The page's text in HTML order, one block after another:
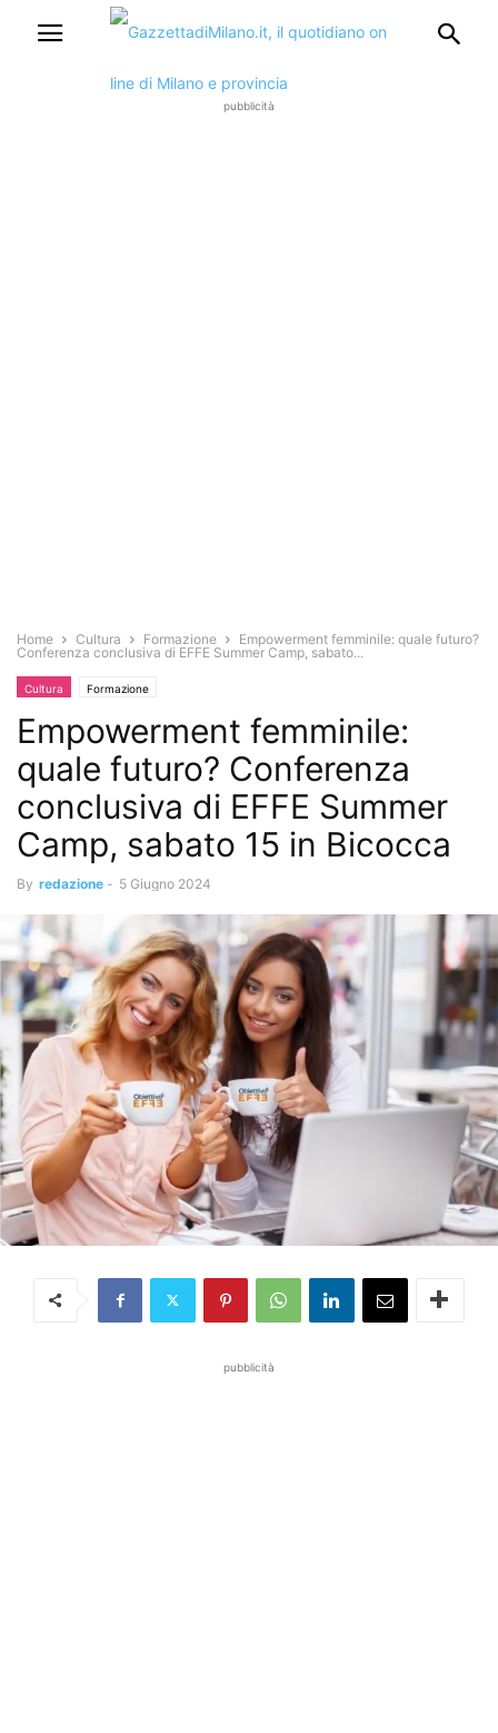
pubblicità
Home Cultura Formazione
Empowerment femminile: quale futuro?
Conferenza conclusiva di EFFE Summer Camp, sabato...
Cultura Formazione
Empowerment femminile:
quale futuro? Conferenza
conclusiva di EFFE Summer
Camp, sabato 15 in Bicocca
By redazione - 5 Giugno 2024
pubblicità